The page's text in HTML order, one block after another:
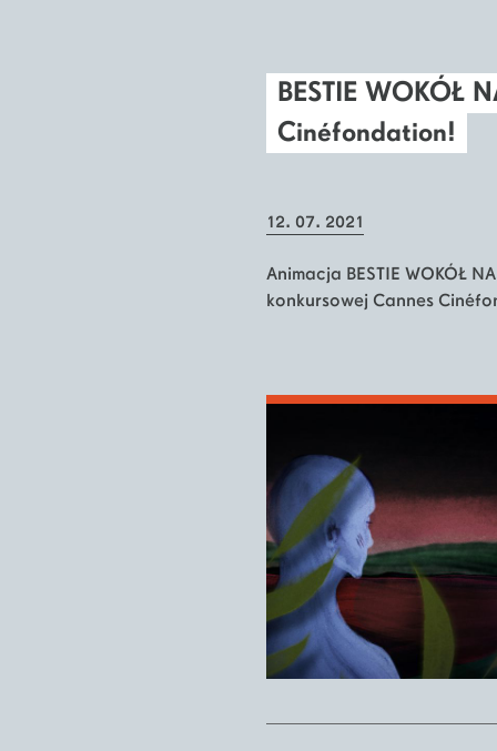
BESTIE WOKÓŁ
Cinéfondation!
12. 07. 2021
Animacja BESTIE WOKÓŁ
konkursowej Cannes